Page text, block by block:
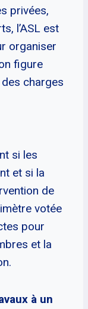
privées,
l’ASL est
organiser
figure
des charges
si les
et si la
de
votée
pour
et la
à un